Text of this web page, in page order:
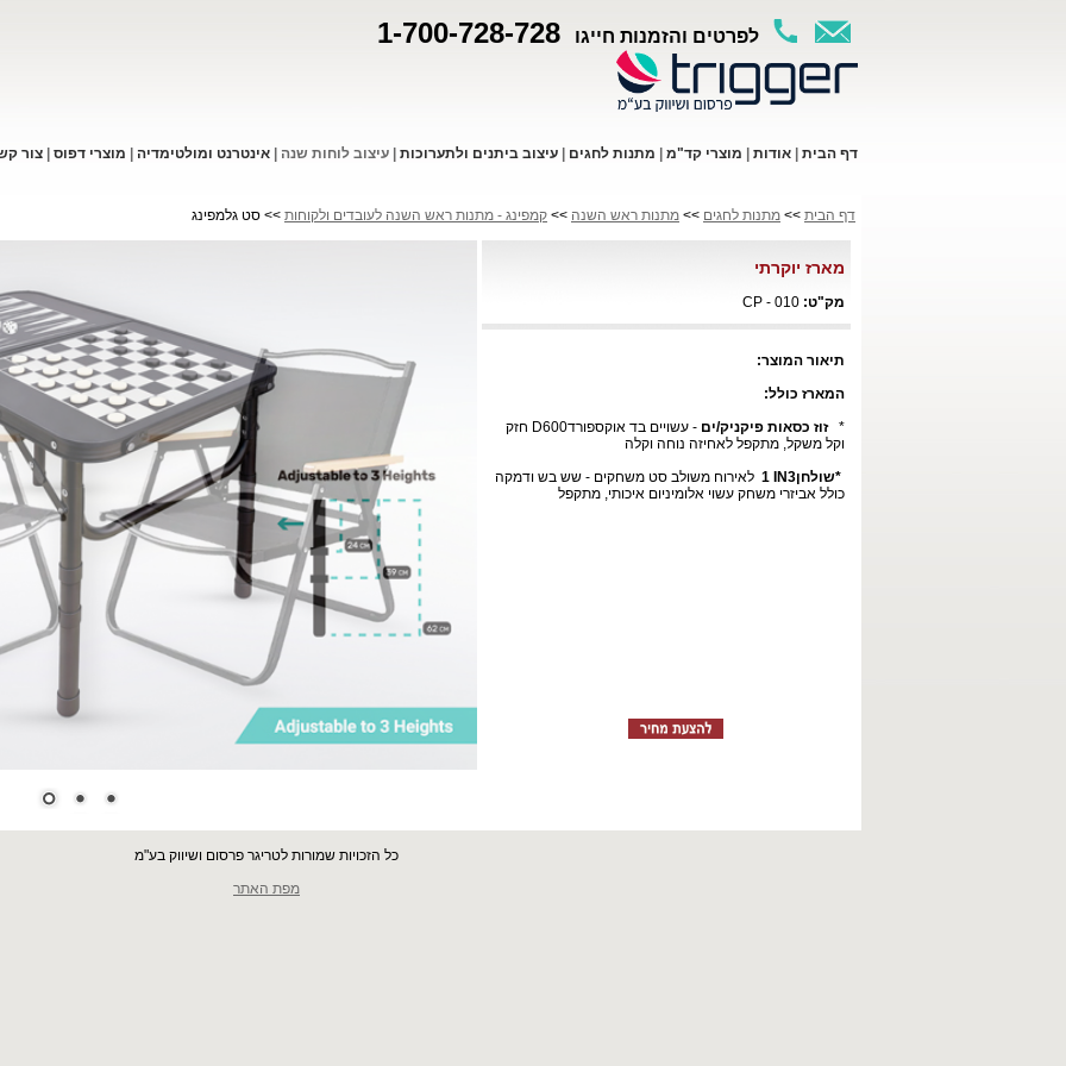
לפרטים והזמנות חייגו 1-700-728-728
דף הבית אודות מוצרי קד"מ מתנות לחגים עיצוב ביתנים ולתערוכות עיצוב לוחות שנה אינטרנט ומולטימדיה מוצרי דפוס צור
דף הבית >> מתנות לחגים >> מתנות ראש השנה >> קמפינג - מתנות ראש השנה לעובדים ולקוחות >> סט גלמפינג
מארז יוקרתי
מק"ט: CP - 010
תיאור המוצר:
המארז כולל:
* זוז כסאות פיקניק/ים - עשויים בד אוקספורדD600 חזק
וקל משקל, מתקפל לאחיזה נוחה וקלה
*שולחן1 IN3 לאירוח משולב סט משחקים - שש בש ודמקה
כולל אביזרי משחק עשוי אלומיניום איכותי, מתקפל
כל הזכויות שמורות לטריגר פרסום ושיווק בע"מ
מפת האתר